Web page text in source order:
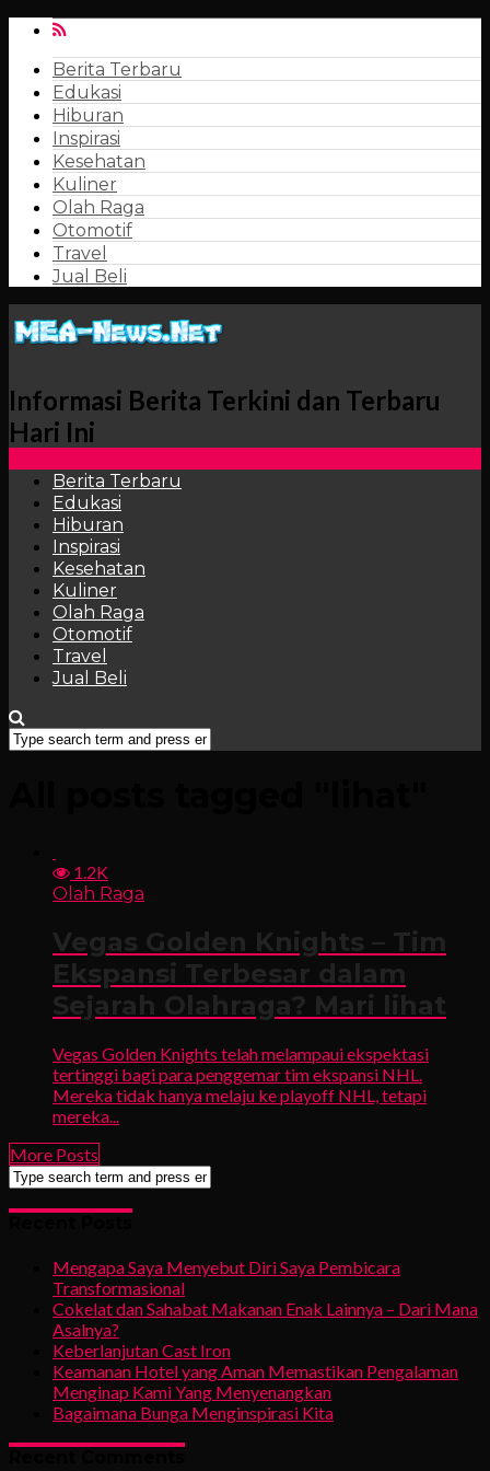
Berita Terbaru
Edukasi
Hiburan
Inspirasi
Kesehatan
Kuliner
Olah Raga
Otomotif
Travel
Jual Beli
Informasi Berita Terkini dan Terbaru
Hari Ini
Berita Terbaru
Edukasi
Hiburan
Inspirasi
Kesehatan
Kuliner
Olah Raga
Otomotif
Travel
Jual Beli
1.2K
Olah Raga
Vegas Golden Knights – Tim
Ekspansi Terbesar dalam
Sejarah Olahraga? Mari lihat
Vegas Golden Knights telah melampaui ekspektasi
tertinggi bagi para penggemar tim ekspansi NHL.
Mereka tidak hanya melaju ke playoff NHL, tetapi
mereka...
More Posts
Mengapa Saya Menyebut Diri Saya Pembicara
Transformasional
Cokelat dan Sahabat Makanan Enak Lainnya – Dari Mana
Asalnya?
Keberlanjutan Cast Iron
Keamanan Hotel yang Aman Memastikan Pengalaman
Menginap Kami Yang Menyenangkan
Bagaimana Bunga Menginspirasi Kita